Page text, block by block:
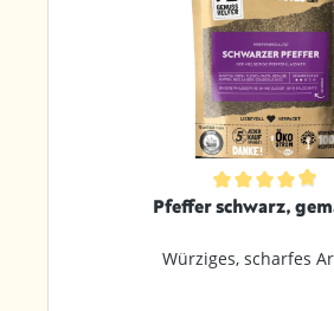
Durchschnittliche
Pfeffer schwarz,
Würziges, scharfes